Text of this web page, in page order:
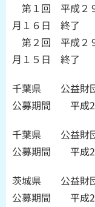
第１回 平成２
月１６日 終了
第２回 平成２
月１５日 終了
千葉県 公益財団
公募期間 平成
千葉県 公益財
公募期間 平成
茨城県 公益財
公募期間 平成